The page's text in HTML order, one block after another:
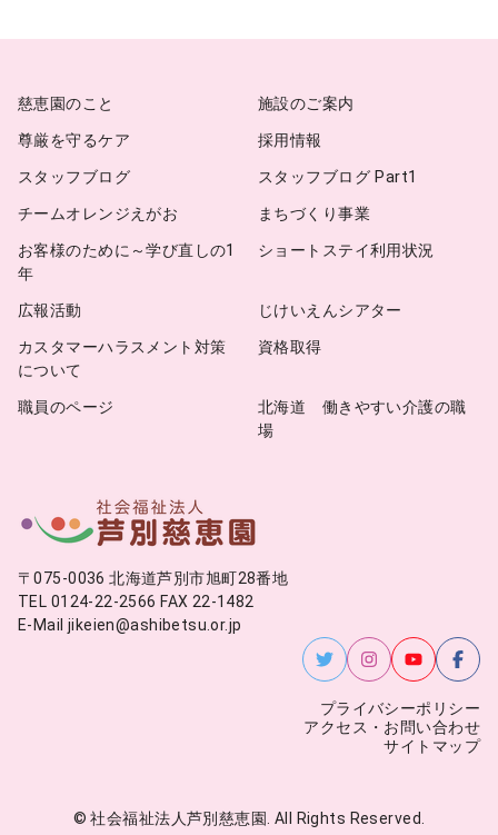
慈恵園のこと
施設のご案内
尊厳を守るケア
採用情報
スタッフブログ
スタッフブログ Part1
チームオレンジえがお
まちづくり事業
お客様のために～学び直しの1
年
ショートステイ利用状況
広報活動
じけいえんシアター
カスタマーハラスメント対策
について
資格取得
職員のページ
北海道 働きやすい介護の職
場
〒075-0036 北海道芦別市旭町28番地
TEL 0124-22-2566 FAX 22-1482
E-Mail jikeien@ashibetsu.or.jp
プライバシーポリシー
アクセス・お問い合わせ
サイトマップ
© 社会福祉法人芦別慈恵園. All Rights Reserved.